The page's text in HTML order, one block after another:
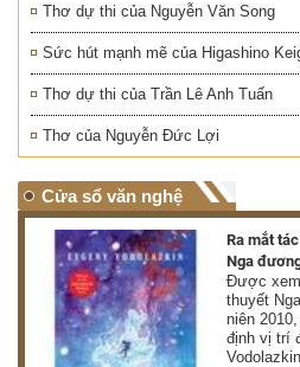
Thơ dự thi của Nguyễn Văn Song
Sức hút mạnh mẽ của Higashino
Thơ dự thi của Trần Lê Anh Tuấn
Thơ của Nguyễn Đức Lợi
Cửa sổ văn nghệ
Ra mắt
Nga
Được
thuyết
niên
định vị trí